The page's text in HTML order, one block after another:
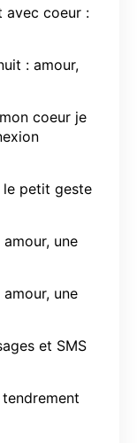
avec coeur :
: amour,
coeur je
le petit geste
une
une
et SMS